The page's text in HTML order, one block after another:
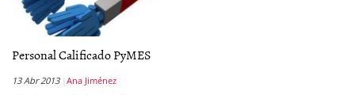
Personal Calificado PyMES
13 Abr 2013 Ana Jiménez